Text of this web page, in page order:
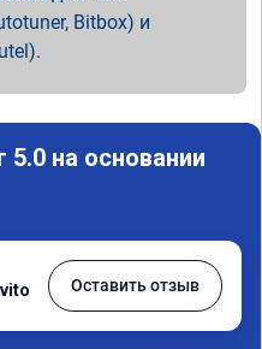
Bitbox) и
на основании
Оставить отзыв